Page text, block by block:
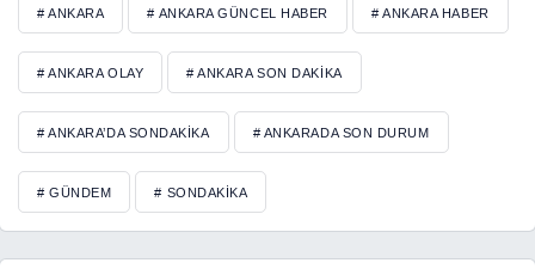
# ANKARA # ANKARA GÜNCEL HABER # ANKARA HABER
# ANKARA OLAY # ANKARA SON DAKIKA
# ANKARA’DA SONDAKIKA # ANKARADA SON DURUM
# GÜNDEM # SONDAKIKA